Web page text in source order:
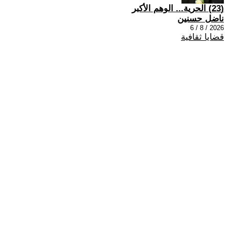
(23) الحرية... الوهم الأكبر
ناضل حسنين
2026 / 8 / 6
قضايا ثقافية